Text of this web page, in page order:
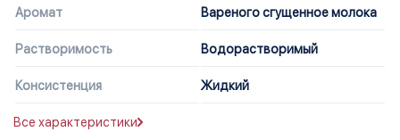
Аромат Вареного сгущенное молока
Растворимость Водорастворимый
Консистенция Жидкий
Все характеристики